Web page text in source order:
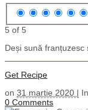
5 of 5
Deși sună franțuzesc
Get Recipe
on 31 martie 2020 | In
0 Comments